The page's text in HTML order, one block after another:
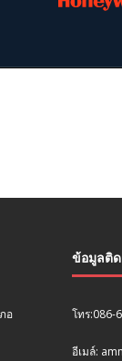
อ
ข้อมูลติ
โทร:086-
อีเมล์: